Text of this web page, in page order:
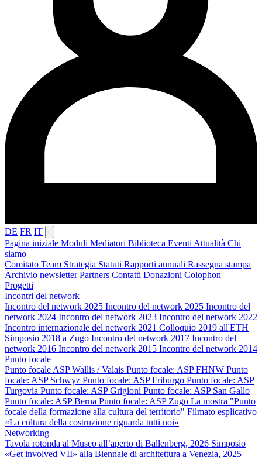
DE FR IT
Pagina iniziale Moduli Mediatori Biblioteca Eventi Attualità Chi
siamo
Comitato Team Strategia Statuti Rapporti annuali Rassegna stampa
Archivio newsletterPartners Contatti Donazioni Colophon
Progetti
Incontri del network
Incontro del network 2025 Incontro del network 2025 Incontro del
network 2024 Incontro del network 2023 Incontro del network 2022
Incontro internazionale del network 2021 Colloquio 2019 all'ETH
Simposio 2018 a Zugo Incontro del network 2017 Incontro del
network 2016 Incontro del network 2015 Incontro del network 2014
Punto focale
Punto focale ASP Wallis / Valais Punto focale: ASP FHNW Punto
focale: ASP Schwyz Punto focale: ASP Friburgo Punto focale: ASP
Turgovia Punto focale: ASP Grigioni Punto focale: ASP San Gallo
Punto focale: ASP Berna Punto focale: ASP Zugo La mostra "Punto
focale della formazione alla cultura del territorio" Filmato esplicativo
«La cultura della costruzione riguarda tutti noi»
Networking
Tavola rotonda al Museo all’aperto di Ballenberg, 2026 Simposio
«Get involved VII» alla Biennale di architettura a Venezia, 2025